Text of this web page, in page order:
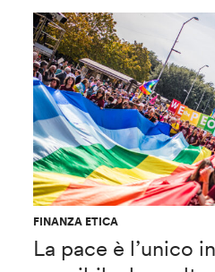
FINANZA ETICA
La pace è l’unico